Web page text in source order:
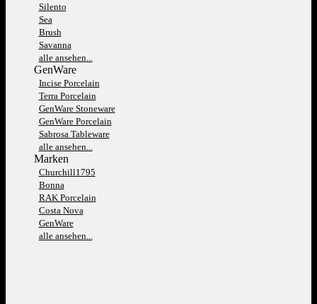
Silento
Sea
Brush
Savanna
alle ansehen...
GenWare
Incise Porcelain
Terra Porcelain
GenWare Stoneware
GenWare Porcelain
Sabrosa Tableware
alle ansehen...
Marken
Churchill1795
Bonna
RAK Porcelain
Costa Nova
GenWare
alle ansehen...